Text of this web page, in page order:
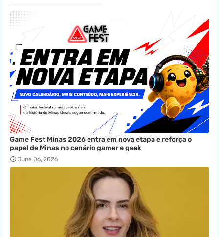
Game Fest Minas 2026 entra em nova etapa e reforça o
papel de Minas no cenário gamer e geek
June 06, 2026